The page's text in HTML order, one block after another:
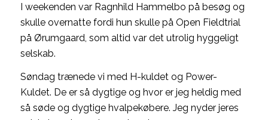
I weekenden var Ragnhild Hammelbo på besøg og
skulle overnatte fordi hun skulle på Open Fieldtrial
på Ørumgaard, som altid var det utrolig hyggeligt
selskab.
Søndag trænede vi med H-kuldet og Power-
Kuldet. De er så dygtige og hvor er jeg heldig med
så søde og dygtige hvalpekøbere. Jeg nyder jeres